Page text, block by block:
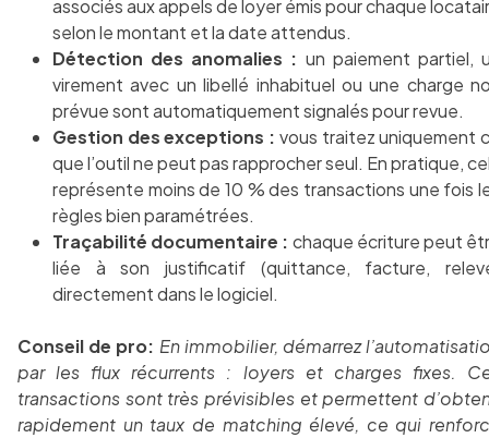
associés aux appels de loyer émis pour chaque
selon le montant et la date attendus.
Détection des anomalies : un paiement partiel,
virement avec un libellé inhabituel ou une charge
prévue sont automatiquement signalés pour revue.
Gestion des exceptions : vous traitez uniquement
que l’outil ne peut pas rapprocher seul. En pratique,
représente moins de 10 % des transactions une fois
règles bien paramétrées.
Traçabilité documentaire : chaque écriture peut
liée à son justificatif (quittance, facture,
directement dans le logiciel.
Conseil de pro: En immobilier, démarrez
par les flux récurrents : loyers et charges fixes.
transactions sont très prévisibles et permettent
rapidement un taux de matching élevé, ce qui